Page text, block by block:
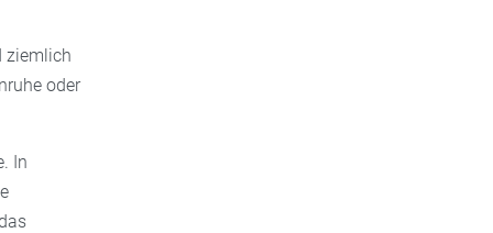
ziemlich
oder
In